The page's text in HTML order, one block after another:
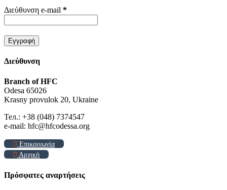
Διεύθυνση e-mail *
Διεύθυνση
Branch of HFC
Odesa 65026
Krasny provulok 20, Ukraine
Тел.: +38 (048) 7374547
e-mail: hfc@hfcodessa.org
Επικοινωνία
Αρχική
Πρόσφατες αναρτήσεις